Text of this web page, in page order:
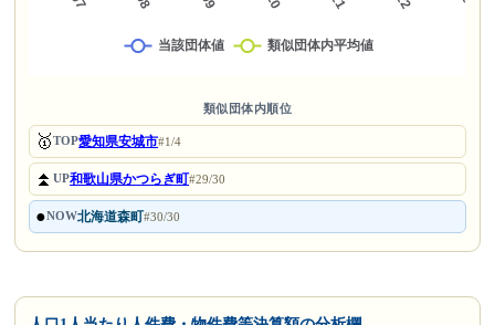
類似団体内順位
🥇TOP愛知県安城市#1/4
⏫UP和歌山県かつらぎ町#29/30
●NOW北海道森町#30/30